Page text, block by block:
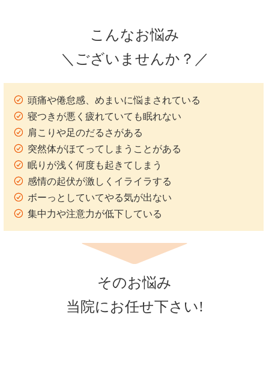
こんなお悩み
＼ございませんか？／
頭痛や倦怠感、めまいに悩まされている
寝つきが悪く疲れていても眠れない
肩こりや足のだるさがある
突然体がほてってしまうことがある
眠りが浅く何度も起きてしまう
感情の起伏が激しくイライラする
ボーっとしていてやる気が出ない
集中力や注意力が低下している
そのお悩み
当院にお任せ下さい!